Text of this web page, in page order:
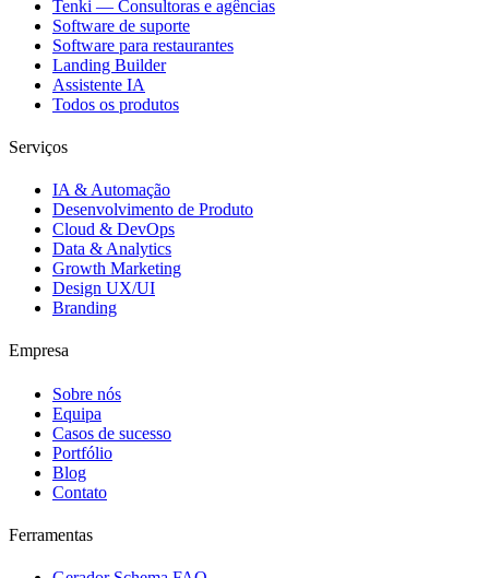
Tenki — Consultoras e agências
Software de suporte
Software para restaurantes
Landing Builder
Assistente IA
Todos os produtos
Serviços
IA & Automação
Desenvolvimento de Produto
Cloud & DevOps
Data & Analytics
Growth Marketing
Design UX/UI
Branding
Empresa
Sobre nós
Equipa
Casos de sucesso
Portfólio
Blog
Contato
Ferramentas